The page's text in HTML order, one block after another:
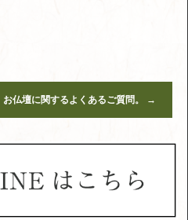
お仏壇に関するよくあるご質問。 →